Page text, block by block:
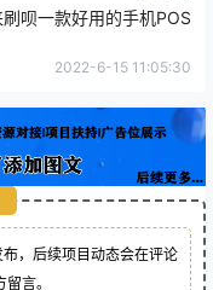
刷呗一款好用的手机POS
2022-6-15 11:05:30
，后续项目动态会在评论
言。